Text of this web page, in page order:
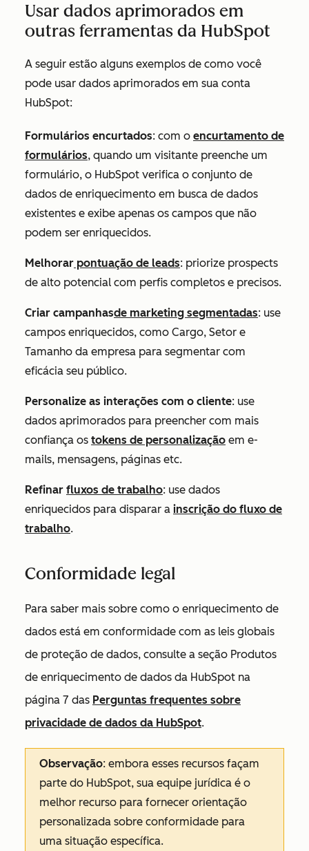
Usar dados aprimorados em
outras ferramentas da HubSpot
A seguir estão alguns exemplos de como você
pode usar dados aprimorados em sua conta
HubSpot:
Formulários encurtados: com o encurtamento de
formulários, quando um visitante preenche um
formulário, o HubSpot verifica o conjunto de
dados de enriquecimento em busca de dados
existentes e exibe apenas os campos que não
podem ser enriquecidos.
Melhorar pontuação de leads: priorize prospects
de alto potencial com perfis completos e precisos.
Criar campanhasde marketing segmentadas: use
campos enriquecidos, como Cargo, Setor e
Tamanho da empresa para segmentar com
eficácia seu público.
Personalize as interações com o cliente: use
dados aprimorados para preencher com mais
confiança os tokens de personalização em e-
mails, mensagens, páginas etc.
Refinar fluxos de trabalho: use dados
enriquecidos para disparar a inscrição do fluxo de
trabalho.
Conformidade legal
Para saber mais sobre como o enriquecimento de
dados está em conformidade com as leis globais
de proteção de dados, consulte a seção Produtos
de enriquecimento de dados da HubSpot na
página 7 das Perguntas frequentes sobre
privacidade de dados da HubSpot.
Observação: embora esses recursos façam
parte do HubSpot, sua equipe jurídica é o
melhor recurso para fornecer orientação
personalizada sobre conformidade para
uma situação específica.